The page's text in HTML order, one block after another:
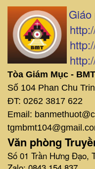
Tòa Giám Mục -
Số 104 Phan Chu
ĐT: 0262 3817 622
Email:
Văn phòng
Số 01 Trần Hưng Đạo,